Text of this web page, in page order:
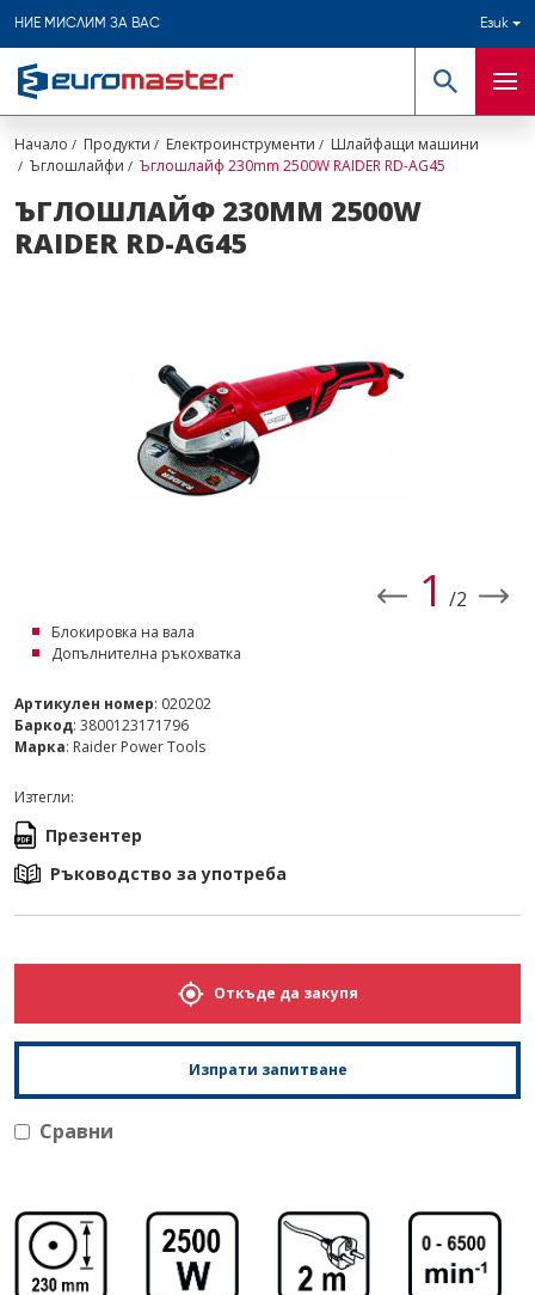
НИЕ МИСЛИМ ЗА ВАС Език
Търсене
Начало Продукти Електроинструменти
Шлайфащи машини
Ъглошлайфи
Ъглошлайф 230mm 2500W RAIDER RD-AG45
ЪГЛОШЛАЙФ 230MM 2500W
RAIDER RD-AG45
1 /2
Блокировка на вала
Допълнителна ръкохватка
Артикулен номер: 020202
Баркод: 3800123171796
Марка: Raider Power Tools
Изтегли:
Презентер
Ръководство за употреба
Откъде да закупя
Изпрати запитване
Сравни